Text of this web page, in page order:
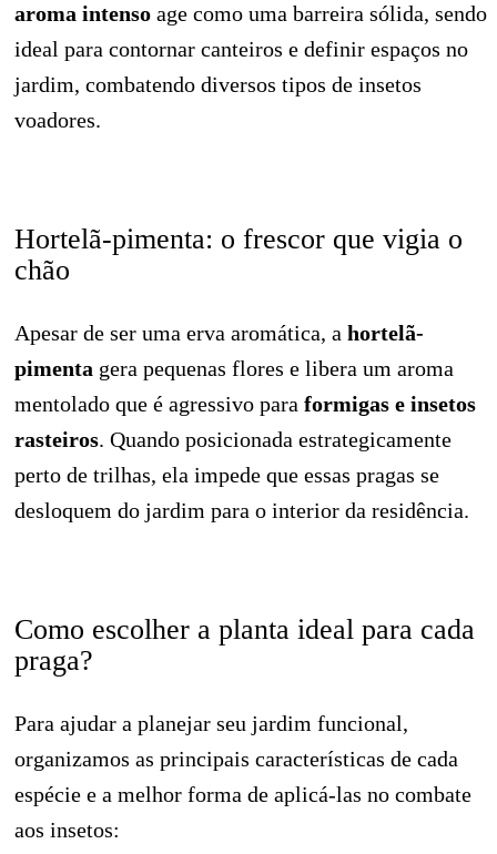
aroma intenso age como uma barreira sólida, sendo
ideal para contornar canteiros e definir espaços no
jardim, combatendo diversos tipos de insetos
voadores.
Hortelã-pimenta: o frescor que vigia o
chão
Apesar de ser uma erva aromática, a hortelã-
pimenta gera pequenas flores e libera um aroma
mentolado que é agressivo para formigas e insetos
rasteiros. Quando posicionada estrategicamente
perto de trilhas, ela impede que essas pragas se
desloquem do jardim para o interior da residência.
Como escolher a planta ideal para cada
praga?
Para ajudar a planejar seu jardim funcional,
organizamos as principais características de cada
espécie e a melhor forma de aplicá-las no combate
aos insetos: